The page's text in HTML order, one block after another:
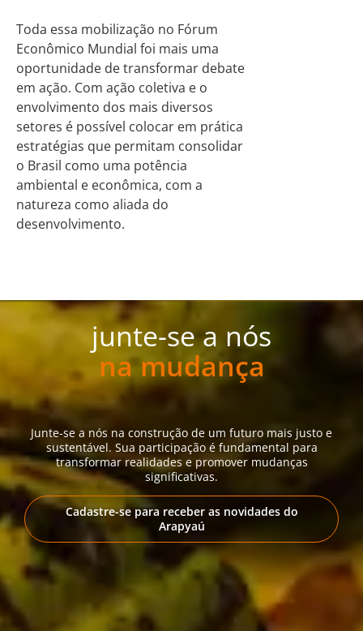
Toda essa mobilização no Fórum
Econômico Mundial foi mais uma
oportunidade de transformar debate
em ação. Com ação coletiva e o
envolvimento dos mais diversos
setores é possível colocar em prática
estratégias que permitam consolidar
o Brasil como uma potência
ambiental e econômica, com a
natureza como aliada do
desenvolvimento.
junte-se a nós
na mudança
Junte-se a nós na construção de um futuro mais justo e
sustentável. Sua participação é fundamental para
transformar realidades e promover mudanças
significativas.
Cadastre-se para receber as novidades do
Arapyaú